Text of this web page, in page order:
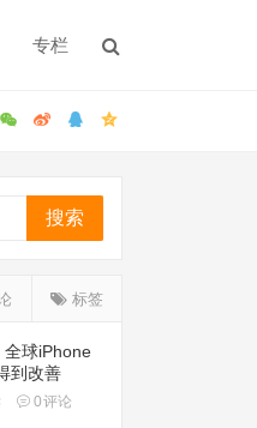
专栏
搜索
标签
全球iPhone
到改善
0评论